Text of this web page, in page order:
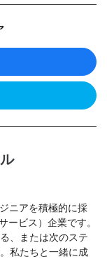
ニアを積極的に採
ービス）企業です。
、または次のステ
私たちと一緒に成